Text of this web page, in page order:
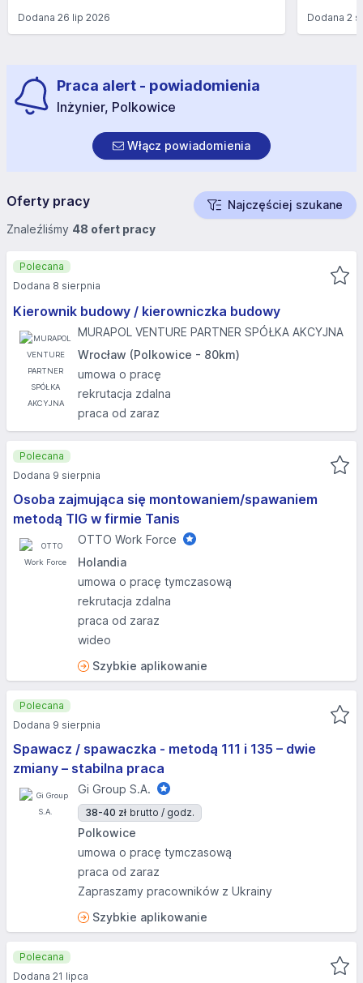
Dodana 26 lip 2026 Dodana2
Praca alert - powiadomienia
Inżynier, Polkowice
Włącz powiadomienia
Oferty pracy
Najczęściej szukane
Znaleźliśmy 48 ofert pracy
Kierownik budowy / kierowniczka budowy
MURAPOL VENTURE PARTNER SPÓŁKA AKCYJNA
Wrocław (Polkowice - 80km)
umowa o pracę
rekrutacja zdalna
praca od zaraz
Polecana
Dodana 8 sierpnia
Osoba zajmująca się montowaniem/spawaniem
metodą TIG w firmie Tanis
OTTO Work Force
Holandia
umowa o pracę tymczasową
rekrutacja zdalna
praca od zaraz
wideo
Szybkie aplikowanie
Polecana
Dodana 9 sierpnia
Spawacz / spawaczka - metodą 111 i 135 – dwie
zmiany – stabilna praca
Gi Group S.A.
38-40 zł brutto / godz.
Polkowice
umowa o pracę tymczasową
praca od zaraz
Zapraszamy pracowników z Ukrainy
Szybkie aplikowanie
Polecana
Dodana 9 sierpnia
Polecana
Dodana 21 lipca